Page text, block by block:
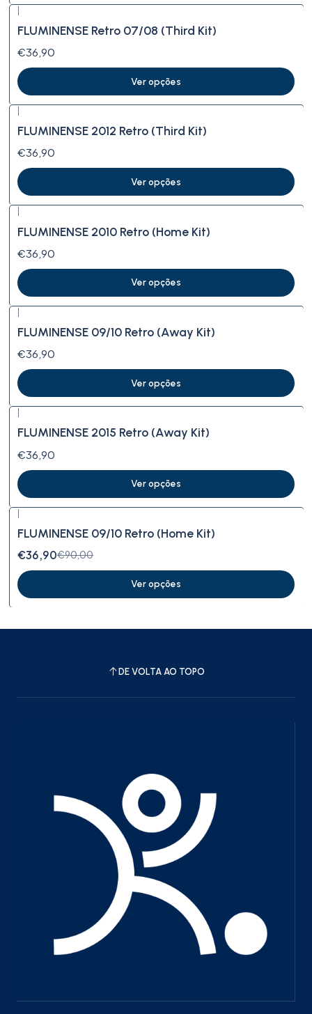
|
FLUMINENSE Retro 07/08 (Third Kit)
€36,90
Ver opções
FLUMINENSE 2012 Retro (Third Kit)
€36,90
Ver opções
FLUMINENSE 2010 Retro (Home Kit)
€36,90
Ver opções
FLUMINENSE 09/10 Retro (Away Kit)
€36,90
Ver opções
FLUMINENSE 2015 Retro (Away Kit)
€36,90
Ver opções
|
FLUMINENSE 09/10 Retro (Home Kit)
€36,90€90,00
Ver opções
DE VOLTA AO TOPO